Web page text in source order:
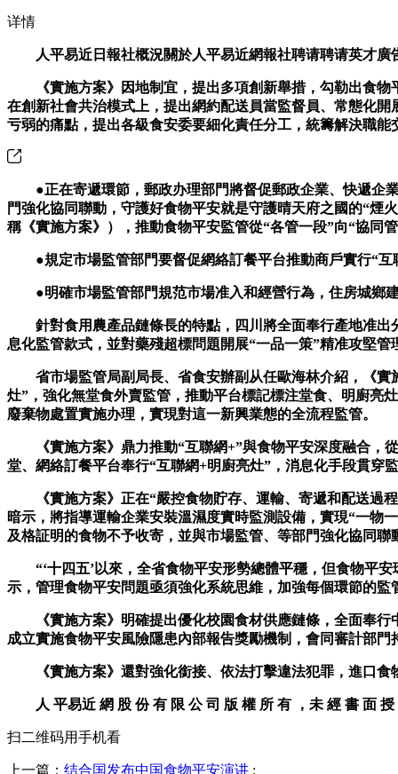
详情
人平易近日報社概況關於人平易近網報社聘请聘请英才廣
《實施方案》因地制宜，提出多項創新舉措，勾勒出食物
在創新社會共治模式上，提出網約配送員當監督員、常態化
亏弱的痛點，提出各級食安委要細化責任分工，統籌解決職
●正在寄遞環節，郵政办理部門將督促郵政企業、快遞企業
門強化協同聯動，守護好食物平安就是守護晴天府之國的“煙
稱《實施方案》），推動食物平安監管從“各管一段”向“協同
●規定市場監管部門要督促網絡訂餐平台推動商戶實行“互
●明確市場監管部門規范市場准入和經營行為，住房城鄉
針對食用農產品鏈條長的特點，四川將全面奉行產地准出
息化監管款式，並對藥殘超標問題開展“一品一策”精准攻堅管
省市場監管局副局長、省食安辦副从任歐海林介紹，《實
灶”，強化無堂食外賣監管，推動平台標記標注堂食、明廚亮
廢棄物處置實施办理，實現對這一新興業態的全流程監管。
《實施方案》鼎力推動“互聯網+”與食物平安深度融合，從
堂、網絡訂餐平台奉行“互聯網+明廚亮灶”，消息化手段貫穿
《實施方案》正在“嚴控食物貯存、運輸、寄遞和配送過程
暗示，將指導運輸企業安裝溫濕度實時監測設備，實現“一物
及格証明的食物不予收寄，並與市場監管、等部門強化協同聯
“‘十四五’以來，全省食物平安形勢總體平穩，但食物平安
示，管理食物平安問題亟須強化系統思維，加強每個環節的
《實施方案》明確提出優化校園食材供應鏈條，全面奉行
成立實施食物平安風險隱患內部報告獎勵機制，會同審計部
《實施方案》還對強化銜接、依法打擊違法犯罪，進口食
人 平易近 網 股 份 有 限 公 司 版 權 所 有 ，未 經 書 面 授
扫二维码用手机看
上一篇： 结合国发布中国食物平安演讲 :